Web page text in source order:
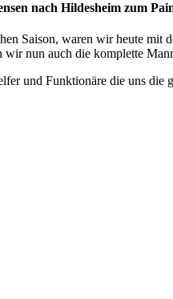
nach Hildesheim zum
Saison, waren wir heute mit
nun auch die komplette
und Funktionäre die uns die